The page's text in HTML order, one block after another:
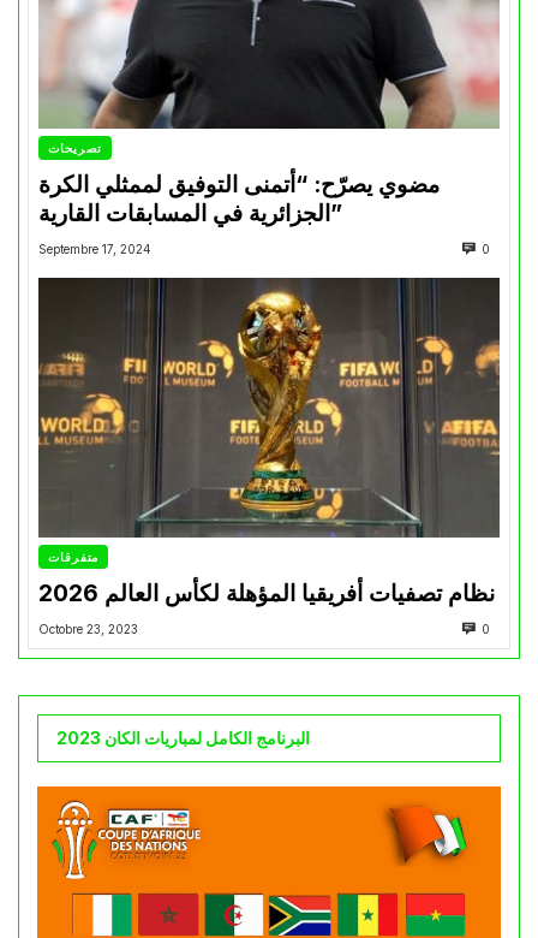
تصريحات
مضوي يصرّح: “أتمنى التوفيق لممثلي الكرة
الجزائرية في المسابقات القارية”
Septembre 17, 2024 0
متفرقات
نظام تصفيات أفريقيا المؤهلة لكأس العالم 2026
Octobre 23, 2023 0
البرنامج الكامل لمباريات الكان 2023